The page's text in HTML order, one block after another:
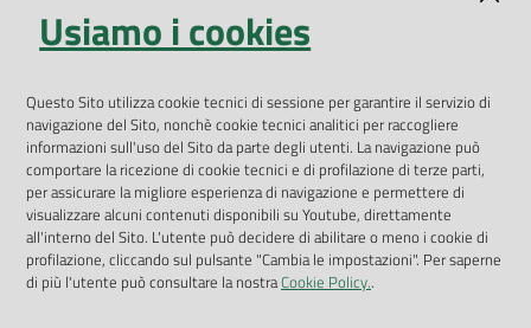
Open Data
App Arpav
Rapporti regionali annuali
Le Infografiche
Dispenser dati
Vai alla pagina
Usiamo i cookies
Questo Sito utilizza cookie tecnici di sessione per garantire il servizio di
navigazione del Sito, nonchè cookie tecnici analitici per raccogliere
informazioni sull'uso del Sito da parte degli utenti. La navigazione può
comportare la ricezione di cookie tecnici e di profilazione di terze parti,
per assicurare la migliore esperienza di navigazione e permettere di
visualizzare alcuni contenuti disponibili su Youtube, direttamente
all'interno del Sito. L'utente può decidere di abilitare o meno i cookie di
profilazione, cliccando sul pulsante "Cambia le impostazioni". Per saperne
di più l'utente può consultare la nostraCookie Policy..